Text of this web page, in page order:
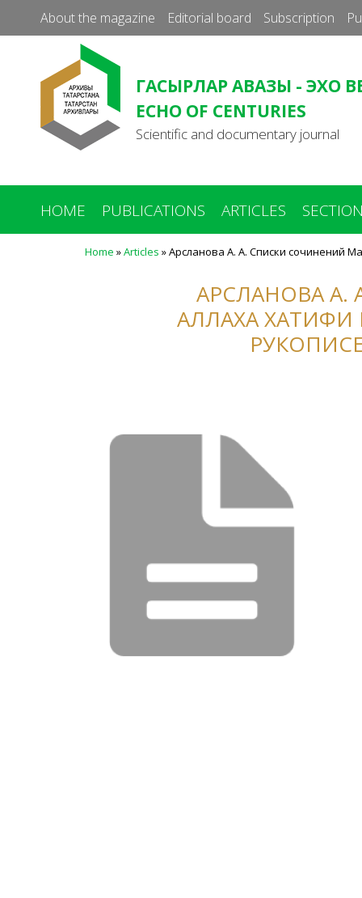
About the magazine Editorial board Subscription
ГАСЫРЛАР АВАЗЫ - ЭХО
ECHO OF CENTURIES
Scientific and documentary journal
HOME PUBLICATIONS ARTICLES
Home »Articles »Арсланова А. А. Списки сочинений
АРСЛАНОВА А.
АЛЛАХА